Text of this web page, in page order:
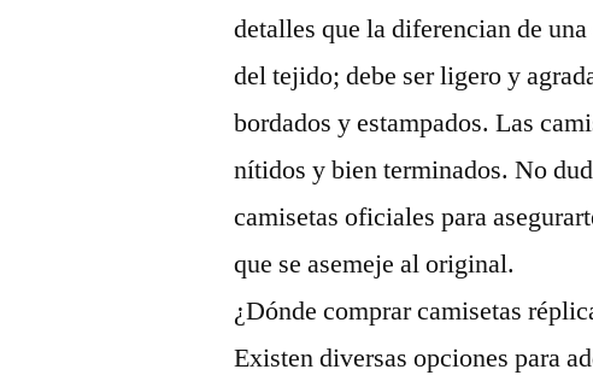
detalles que la diferencian de
del tejido; debe ser ligero y
bordados y estampados. Las
nítidos y bien terminados. No
camisetas oficiales para
que se asemeje al original.
¿Dónde comprar camisetas
Existen diversas opciones para